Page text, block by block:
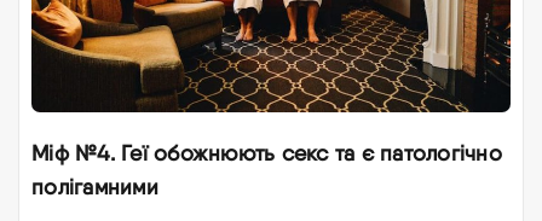
Міф №4. Геї обожнюють секс та є патологічно
полігамними